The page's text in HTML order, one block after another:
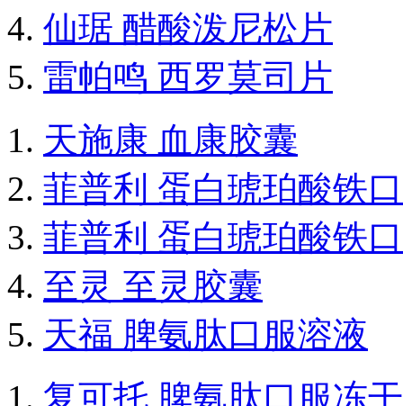
仙琚 醋酸泼尼松片
雷帕鸣 西罗莫司片
天施康 血康胶囊
菲普利 蛋白琥珀酸铁
菲普利 蛋白琥珀酸铁
至灵 至灵胶囊
天福 脾氨肽口服溶液
复可托 脾氨肽口服冻